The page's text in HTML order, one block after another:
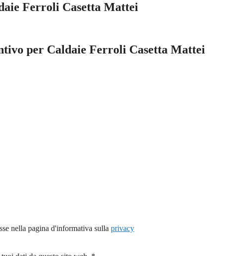
Ferroli Casetta Mattei
per Caldaie Ferroli Casetta Mattei
nella pagina d'informativa sulla privacy